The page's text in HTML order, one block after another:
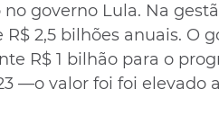
governo Lula. Na
2,5 bilhões anuais. O
R$ 1 bilhão para o
—o valor foi foi elevado